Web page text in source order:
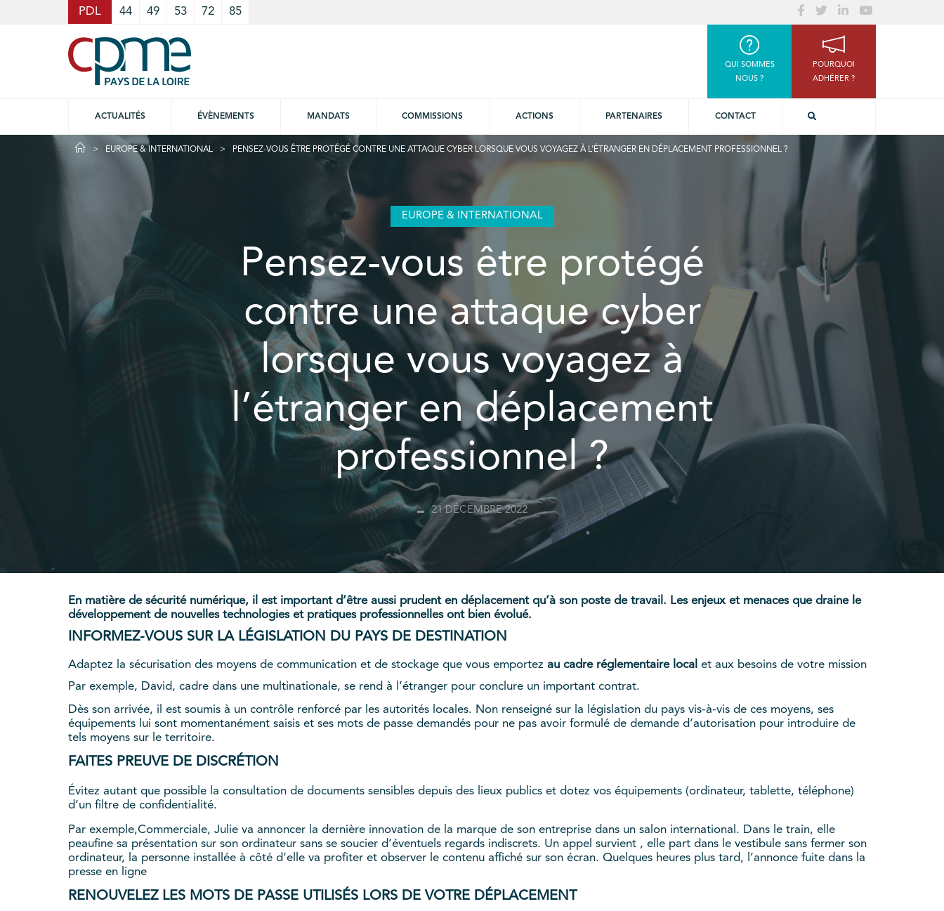
PDL 44 49 53 72 85
QUI SOMMES
NOUS ?
POURQUOI
ADHÉRER ?
ACTUALITÉS ÉVÈNEMENTS MANDATS COMMISSIONS ACTIONS PARTENAIRES CONTACT
EUROPE & INTERNATIONAL PENSEZ-VOUS ÊTRE PROTÉGÉ CONTRE UNE ATTAQUE CYBER LORSQUE VOUS VOYAGEZ À L’ÉTRANGER EN DÉPLACEMENT PROFESSIONNEL ?
EUROPE & INTERNATIONAL
Pensez-vous être protégé
contre une attaque cyber
lorsque vous voyagez à
l’étranger en déplacement
professionnel ?
21 DÉCEMBRE 2022
En matière de sécurité numérique, il est important d’être aussi prudent en déplacement qu’à son poste de travail. Les enjeux et menaces que draine le
développement de nouvelles technologies et pratiques professionnelles ont bien évolué.
INFORMEZ-VOUS SUR LA LÉGISLATION DU PAYS DE DESTINATION
Adaptez la sécurisation des moyens de communication et de stockage que vous emportez au cadre réglementaire local et aux besoins de votre mission
Par exemple, David, cadre dans une multinationale, se rend à l’étranger pour conclure un important contrat.
Dès son arrivée, il est soumis à un contrôle renforcé par les autorités locales. Non renseigné sur la législation du pays vis-à-vis de ces moyens, ses
équipements lui sont momentanément saisis et ses mots de passe demandés pour ne pas avoir formulé de demande d’autorisation pour introduire de
tels moyens sur le territoire.
FAITES PREUVE DE DISCRÉTION
Évitez autant que possible la consultation de documents sensibles depuis des lieux publics et dotez vos équipements (ordinateur, tablette, téléphone)
d’un filtre de confidentialité.
Par exemple,Commerciale, Julie va annoncer la dernière innovation de la marque de son entreprise dans un salon international. Dans le train, elle
peaufine sa présentation sur son ordinateur sans se soucier d’éventuels regards indiscrets. Un appel survient , elle part dans le vestibule sans fermer son
ordinateur, la personne installée à côté d’elle va profiter et observer le contenu affiché sur son écran. Quelques heures plus tard, l’annonce fuite dans la
presse en ligne
RENOUVELEZ LES MOTS DE PASSE UTILISÉS LORS DE VOTRE DÉPLACEMENT
Cookies management panel